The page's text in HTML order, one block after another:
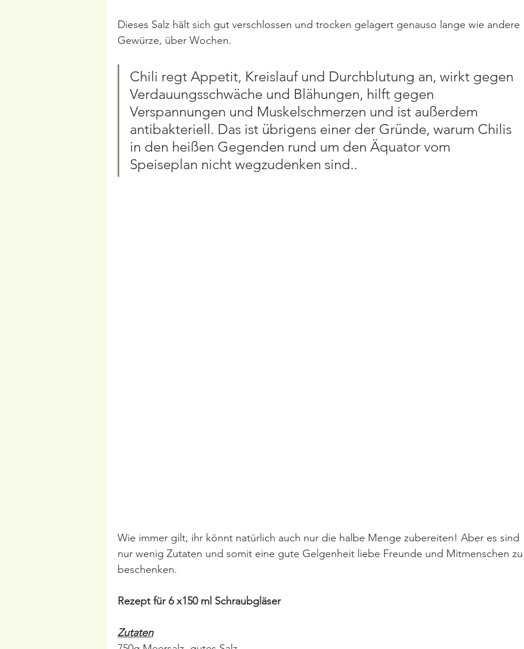
Dieses Salz hält sich gut verschlossen und trocken gelagert genauso lange wie andere
Gewürze, über Wochen.
Chili regt Appetit, Kreislauf und Durchblutung an, wirkt gegen
Verdauungsschwäche und Blähungen, hilft gegen
Verspannungen und Muskelschmerzen und ist außerdem
antibakteriell. Das ist übrigens einer der Gründe, warum Chilis
in den heißen Gegenden rund um den Äquator vom
Speiseplan nicht wegzudenken sind..
Wie immer gilt, ihr könnt natürlich auch nur die halbe Menge zubereiten! Aber es sind
nur wenig Zutaten und somit eine gute Gelgenheit liebe Freunde und Mitmenschen
beschenken.
Rezept für 6 x150 ml Schraubgläser
Zutaten